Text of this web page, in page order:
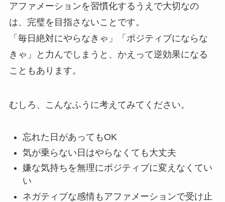
アファメーションを習慣化するうえで大切なの
は、完璧を目指さないことです。
「毎日絶対にやらなきゃ」「ポジティブにならな
きゃ」と力んでしまうと、かえって逆効果になる
こともあります。
むしろ、こんなふうに考えてみてください。
忘れた日があってもOK
気が乗らない日はやらなくても大丈夫
嫌な気持ちを無理にポジティブに変えなくてい
い
ネガティブな感情もアファメーションで受け止